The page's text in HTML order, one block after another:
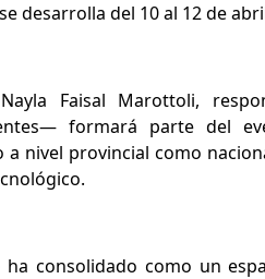
desarrolla del 10 al 12 de
Faisal Marottoli,
formará parte del
nivel provincial como
ha consolidado como un